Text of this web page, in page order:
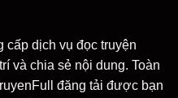
cấp dịch vụ đọc truyện
và chia sẻ nội dung. Toàn
đăng tải được bạn